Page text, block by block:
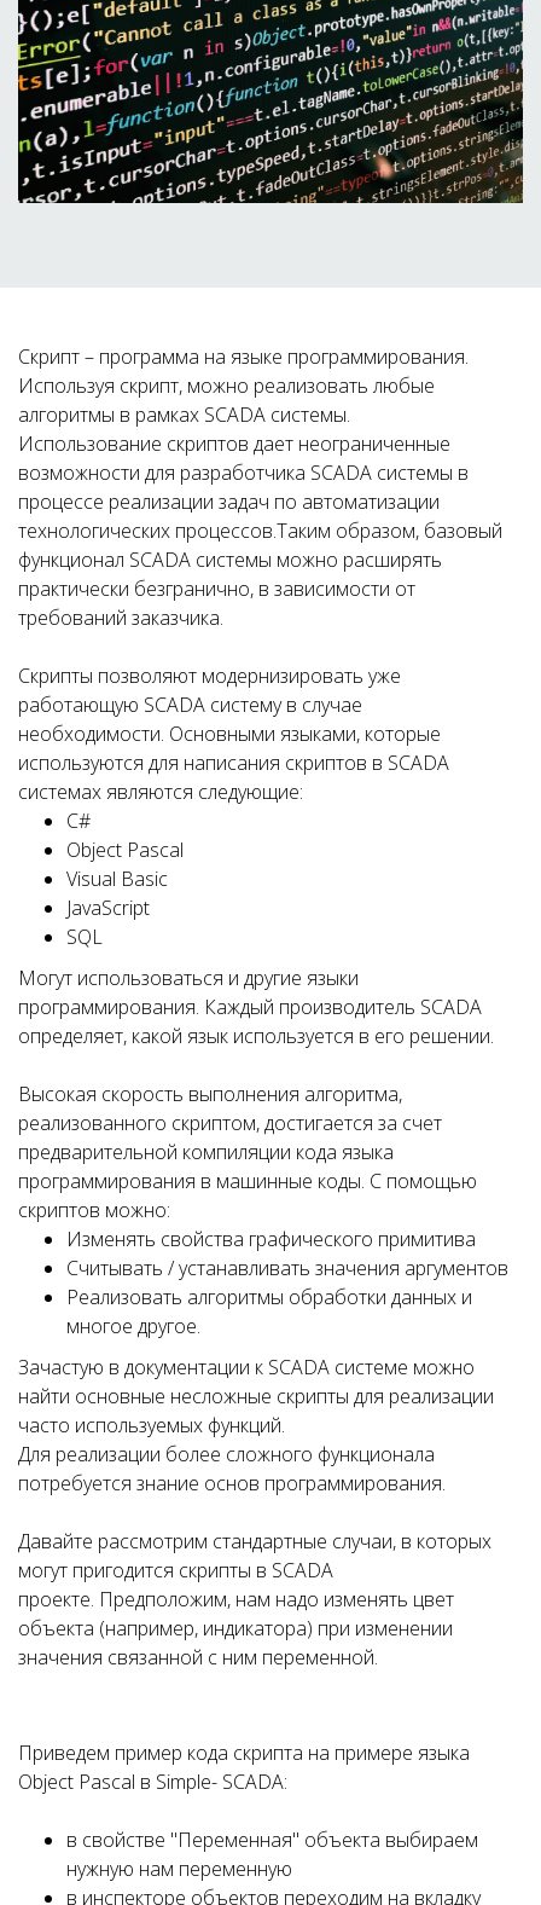
Скрипт – программа на языке программирования.
Используя скрипт, можно реализовать любые
алгоритмы в рамках SCADA системы.
Использование скриптов дает неограниченные
возможности для разработчика SCADA системы в
процессе реализации задач по автоматизации
технологических процессов.Таким образом, базовый
функционал SCADA системы можно расширять
практически безгранично, в зависимости от
требований заказчика.
Скрипты позволяют модернизировать уже
работающую SCADA систему в случае
необходимости. Основными языками, которые
используются для написания скриптов в SCADA
системах являются следующие:
C#
Object Pascal
Visual Basic
JavaScript
SQL
Могут использоваться и другие языки
программирования. Каждый производитель SCADA
определяет, какой язык используется в его решении.
Высокая скорость выполнения алгоритма,
реализованного скриптом, достигается за счет
предварительной компиляции кода языка
программирования в машинные коды. С помощью
скриптов можно:
Изменять свойства графического примитива
Считывать / устанавливать значения аргументов
Реализовать алгоритмы обработки данных и
многое другое.
Зачастую в документации к SCADA системе можно
найти основные несложные скрипты для реализации
часто используемых функций.
Для реализации более сложного функционала
потребуется знание основ программирования.
Давайте рассмотрим стандартные случаи, в которых
могут пригодится скрипты в SCADA
проекте. Предположим, нам надо изменять цвет
объекта (например, индикатора) при изменении
значения связанной с ним переменной.
Приведем пример кода скрипта на примере языка
Object Pascal в Simple- SCADA:
в свойстве "Переменная" объекта выбираем
нужную нам переменную
в инспекторе объектов переходим на вкладку